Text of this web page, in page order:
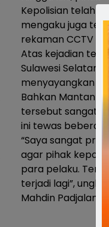
Kepolisian telah
mengaku juga
rekaman CCTV
Atas kejadian
Sulawesi Selatan,
menyayangkan
Bahkan Mantan
tersebut sangat
ini tewas
“Saya sangat
agar pihak
para pelaku.
terjadi lagi”,
Mahdin